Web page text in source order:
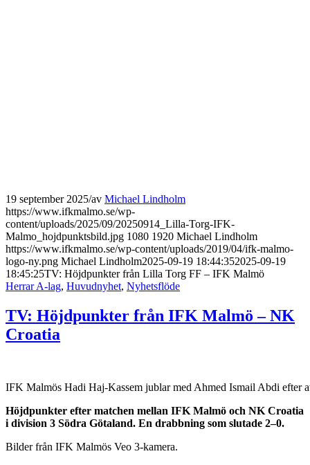
19 september 2025/av Michael Lindholm
https://www.ifkmalmo.se/wp-
content/uploads/2025/09/20250914_Lilla-Torg-IFK-
Malmo_hojdpunktsbild.jpg 1080 1920 Michael Lindholm
https://www.ifkmalmo.se/wp-content/uploads/2019/04/ifk-malmo-
logo-ny.png Michael Lindholm2025-09-19 18:44:352025-09-19
18:45:25TV: Höjdpunkter från Lilla Torg FF – IFK Malmö
Herrar A-lag, Huvudnyhet, Nyhetsflöde
TV: Höjdpunkter från IFK Malmö – NK
Croatia
IFK Malmös Hadi Haj-Kassem jublar med Ahmed Ismail Abdi efter
Höjdpunkter efter matchen mellan IFK Malmö och NK Croatia
i division 3 Södra Götaland. En drabbning som slutade 2–0.
Bilder från IFK Malmös Veo 3-kamera.